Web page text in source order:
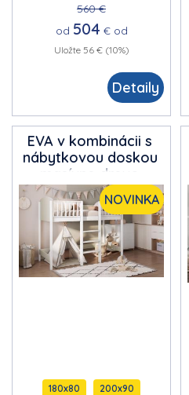
560 €
od 504 € od
Uložte 56 € (10%)
Detaily
NOVINKA
EVA v kombinácii s
nábytkovou doskou
masívne drevo
galériová posteľ
180x80 200x90